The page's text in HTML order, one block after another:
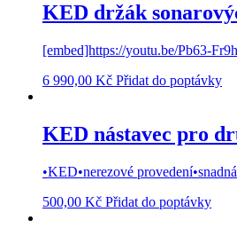
KED držák
[embed]https://youtu.be/Pb63-
6 990,00 Kč Přidat do poptávky
KED nástavec pro
•KED•nerezové
500,00 Kč Přidat do poptávky